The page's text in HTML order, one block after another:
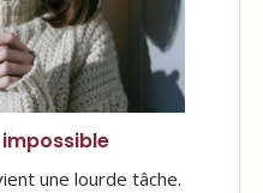
impossible
une lourde tâche.